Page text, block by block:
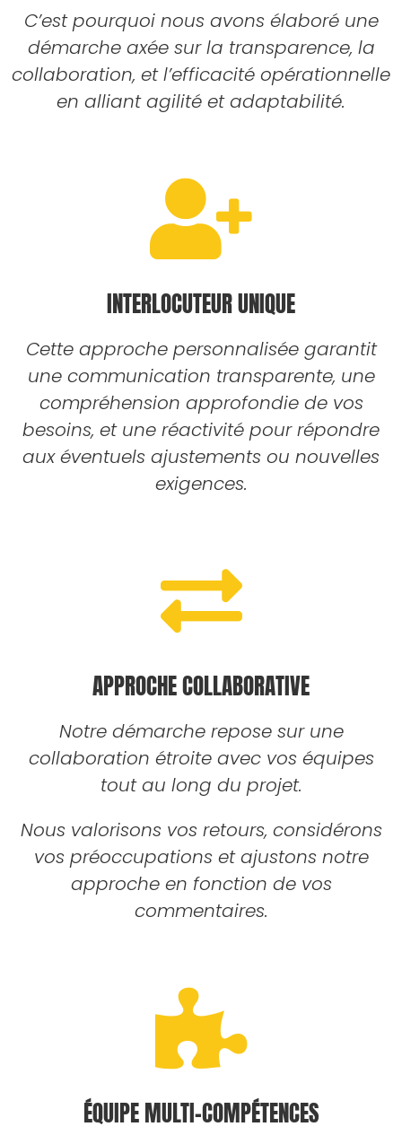
C’est pourquoi nous avons élaboré une
démarche axée sur la transparence, la
collaboration, et l’efficacité opérationnelle
en alliant agilité et adaptabilité.
INTERLOCUTEUR UNIQUE
Cette approche personnalisée garantit
une communication transparente, une
compréhension approfondie de vos
besoins, et une réactivité pour répondre
aux éventuels ajustements ou nouvelles
exigences.
APPROCHE COLLABORATIVE
Notre démarche repose sur une
collaboration étroite avec vos équipes
tout au long du projet.
Nous valorisons vos retours, considérons
vos préoccupations et ajustons notre
approche en fonction de vos
commentaires.
ÉQUIPE MULTI-COMPÉTENCES